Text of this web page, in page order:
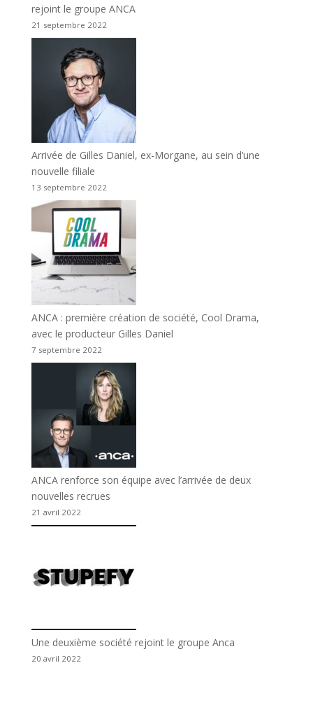
rejoint le groupe ANCA
21 septembre 2022
Arrivée de Gilles Daniel, ex-Morgane, au sein d’une
nouvelle filiale
13 septembre 2022
ANCA : première création de société, Cool Drama,
avec le producteur Gilles Daniel
7 septembre 2022
ANCA renforce son équipe avec l’arrivée de deux
nouvelles recrues
21 avril 2022
Une deuxième société rejoint le groupe Anca
20 avril 2022